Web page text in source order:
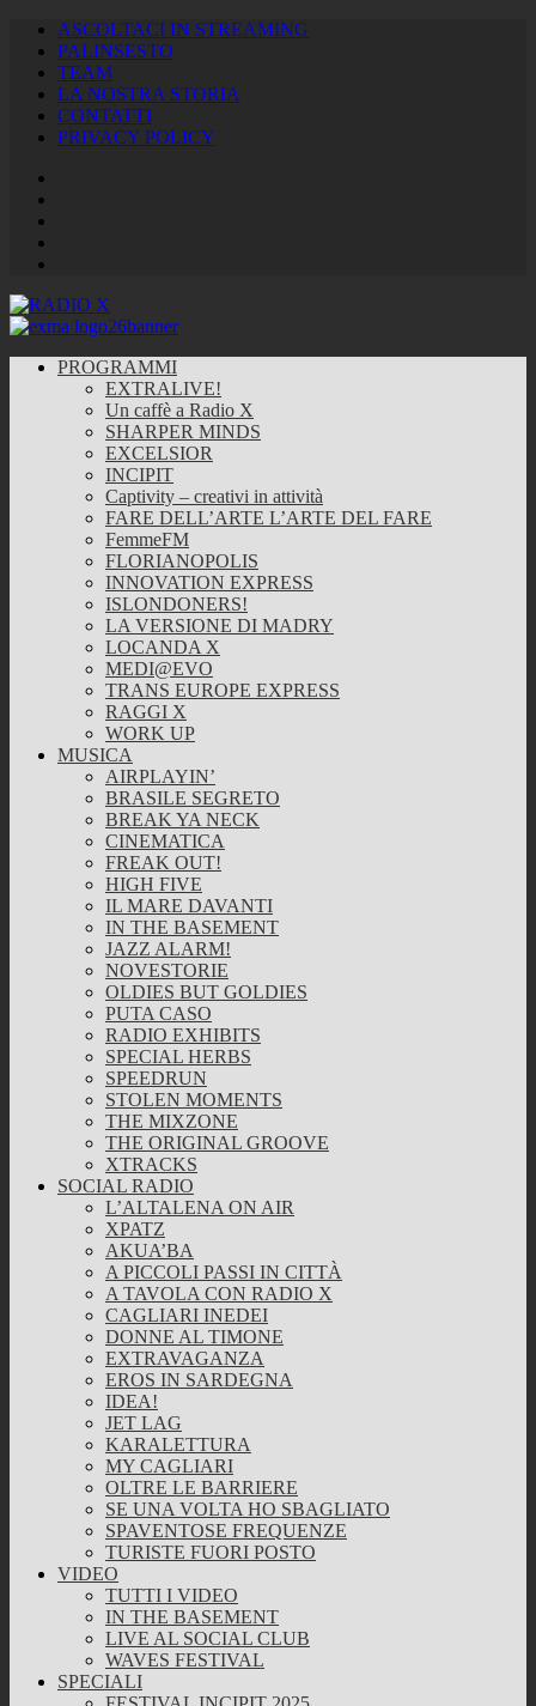
ASCOLTACI IN STREAMING
PALINSESTO
TEAM
LA NOSTRA STORIA
CONTATTI
PRIVACY POLICY
PROGRAMMI
EXTRALIVE!
Un caffè a Radio X
SHARPER MINDS
EXCELSIOR
INCIPIT
Captivity – creativi in attività
FARE DELL’ARTE L’ARTE DEL FARE
FemmeFM
FLORIANOPOLIS
INNOVATION EXPRESS
ISLONDONERS!
LA VERSIONE DI MADRY
LOCANDA X
MEDI@EVO
TRANS EUROPE EXPRESS
RAGGI X
WORK UP
MUSICA
AIRPLAYIN’
BRASILE SEGRETO
BREAK YA NECK
CINEMATICA
FREAK OUT!
HIGH FIVE
IL MARE DAVANTI
IN THE BASEMENT
JAZZ ALARM!
NOVESTORIE
OLDIES BUT GOLDIES
PUTA CASO
RADIO EXHIBITS
SPECIAL HERBS
SPEEDRUN
STOLEN MOMENTS
THE MIXZONE
THE ORIGINAL GROOVE
XTRACKS
SOCIAL RADIO
L’ALTALENA ON AIR
XPATZ
AKUA’BA
A PICCOLI PASSI IN CITTÀ
A TAVOLA CON RADIO X
CAGLIARI INEDEI
DONNE AL TIMONE
EXTRAVAGANZA
EROS IN SARDEGNA
IDEA!
JET LAG
KARALETTURA
MY CAGLIARI
OLTRE LE BARRIERE
SE UNA VOLTA HO SBAGLIATO
SPAVENTOSE FREQUENZE
TURISTE FUORI POSTO
VIDEO
TUTTI I VIDEO
IN THE BASEMENT
LIVE AL SOCIAL CLUB
WAVES FESTIVAL
SPECIALI